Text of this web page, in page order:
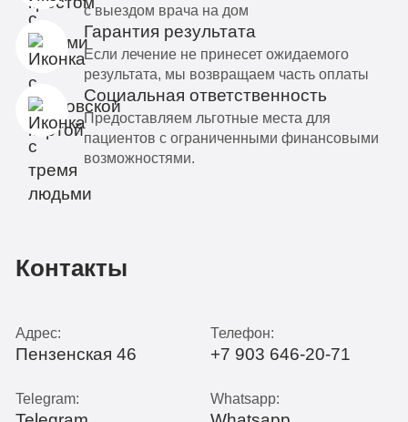
с выездом врача на дом
Гарантия результата
Если лечение не принесет ожидаемого
результата, мы возвращаем часть оплаты
Социальная ответственность
Предоставляем льготные места для
пациентов с ограниченными финансовыми
возможностями.
Контакты
Адрес:
Пензенская 46
Телефон:
+7 903 646-20-71
Telegram: Whatsapp: